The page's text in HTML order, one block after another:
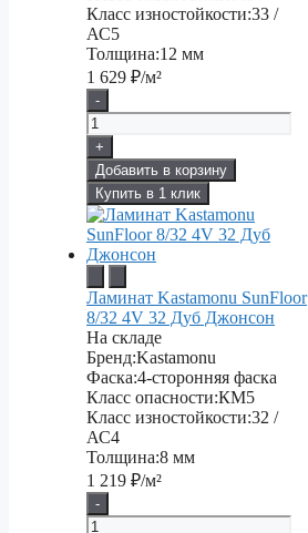
Класс изностойкости:33 /
АС5
Толщина:12 мм
1 629 ₽/м²
-
+
Добавить в корзину
Купить в 1 клик
Ламинат Kastamonu SunFloor
8/32 4V 32 Дуб Джонсон
На складе
Бренд:Kastamonu
Фаска:4-сторонняя фаска
Класс опасности:КМ5
Класс изностойкости:32 /
АС4
Толщина:8 мм
1 219 ₽/м²
-